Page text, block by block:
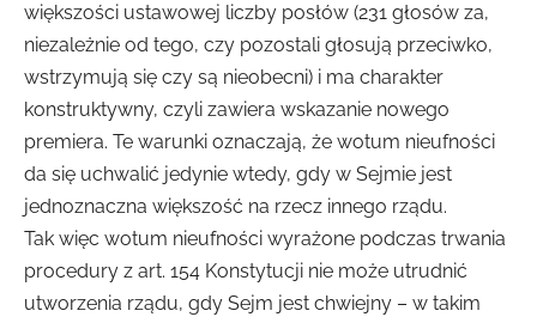
większości ustawowej liczby posłów (231 głosów za,
niezależnie od tego, czy pozostali głosują przeciwko,
wstrzymują się czy są nieobecni) i ma charakter
konstruktywny, czyli zawiera wskazanie nowego
premiera. Te warunki oznaczają, że wotum nieufności
da się uchwalić jedynie wtedy, gdy w Sejmie jest
jednoznaczna większość na rzecz innego rządu.
Tak więc wotum nieufności wyrażone podczas trwania
procedury z art. 154 Konstytucji nie może utrudnić
utworzenia rządu, gdy Sejm jest chwiejny – w takim